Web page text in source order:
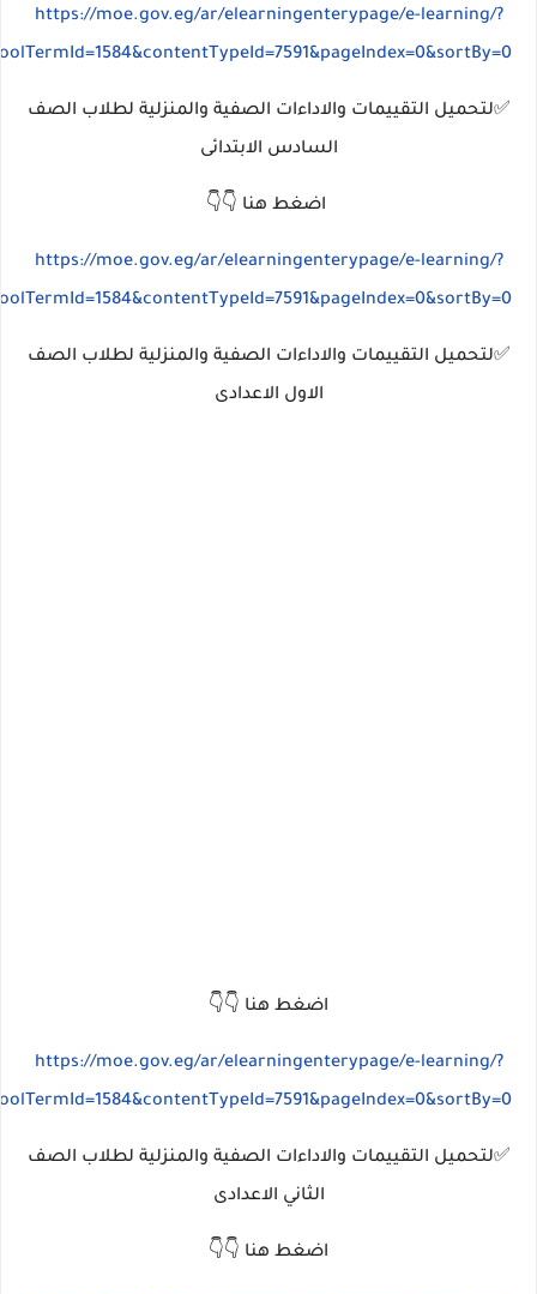
https://moe.gov.eg/ar/elearningenterypage/e-learning/?
✅لتحميل التقييمات والاداءات الصفية والمنزلية لطلاب الصف
السادس الابتدائى
اضغط هنا 👇👇
https://moe.gov.eg/ar/elearningenterypage/e-learning/?
✅لتحميل التقييمات والاداءات الصفية والمنزلية لطلاب الصف
الاول الاعدادى
اضغط هنا 👇👇
https://moe.gov.eg/ar/elearningenterypage/e-learning/?
✅لتحميل التقييمات والاداءات الصفية والمنزلية لطلاب الصف
الثاني الاعدادى
اضغط هنا 👇👇